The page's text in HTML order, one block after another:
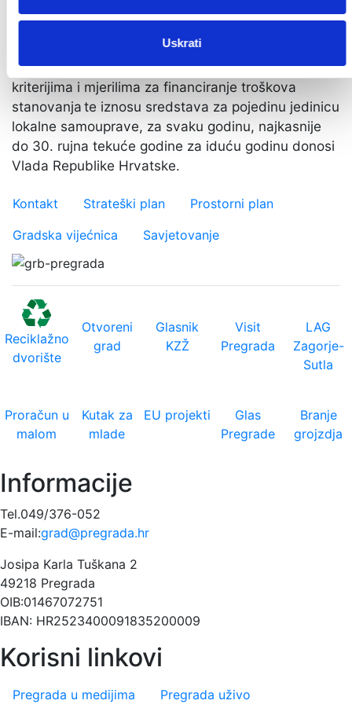
Uskrati
Dio troškova stanovanja koji se odnosi na
korisnika koji se griju na drva osigurava se
iz sredstava državnog proračuna. Odluku o
kriterijima i mjerilima za financiranje troškova
stanovanja te iznosu sredstava za pojedinu jedinicu
lokalne samouprave, za svaku godinu, najkasnije
do 30. rujna tekuće godine za iduću godinu donosi
Vlada Republike Hrvatske.
Važniji linkovi
Kontakt Strateški plan
Prostorni plan
Gradska vijećnica
Savjetovanje
Reciklažno
dvorište
Otvoreni
grad
Glasnik
KZŽ
Visit
Pregrada
LAG
Zagorje-
Sutla
Proračun u
malom
Kutak za
mlade
EU projekti
Glas
Pregrade
Branje
grojzdja
Informacije
Tel.049/376-052
E-mail:grad@pregrada.hr
Josipa Karla Tuškana 2
49218 Pregrada
OIB:01467072751
IBAN: HR2523400091835200009
Korisni linkovi
Pregrada u medijima Pregrada uživo